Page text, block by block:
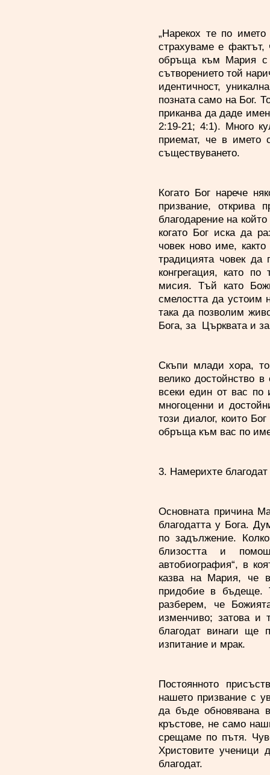
„Нарекох те по
страхуваме е
обръща към Мария
сътворението той
идентичност,
позната само на Бог.
приканва да даде
2:19-21; 4:1). Много
приемат, че в името
съществуването.
Когато Бог нарече
призвание, открива
благодарение на
когато Бог иска да
човек ново име,
традицията човек да
конгрегация, като
мисия. Тъй като
смелостта да устоим
така да позволим
Бога, за Църквата и
Скъпи млади хора,
велико достойнство
всеки един от вас по
многоценни и
този диалог, които
обръща към вас по
3. Намерихте благодат
Основната причина
благодатта у Бога.
по задължение.
близостта и
автобиография“, в
казва на Мария, че
придобие в бъдеще.
разберем, че
изменчиво; затова и
благодат винаги ще
изпитание и мрак.
Постоянното
нашето призвание с
да бъде обновявана
кръстове, не само
срещаме по пътя.
Христовите ученици
благодат.